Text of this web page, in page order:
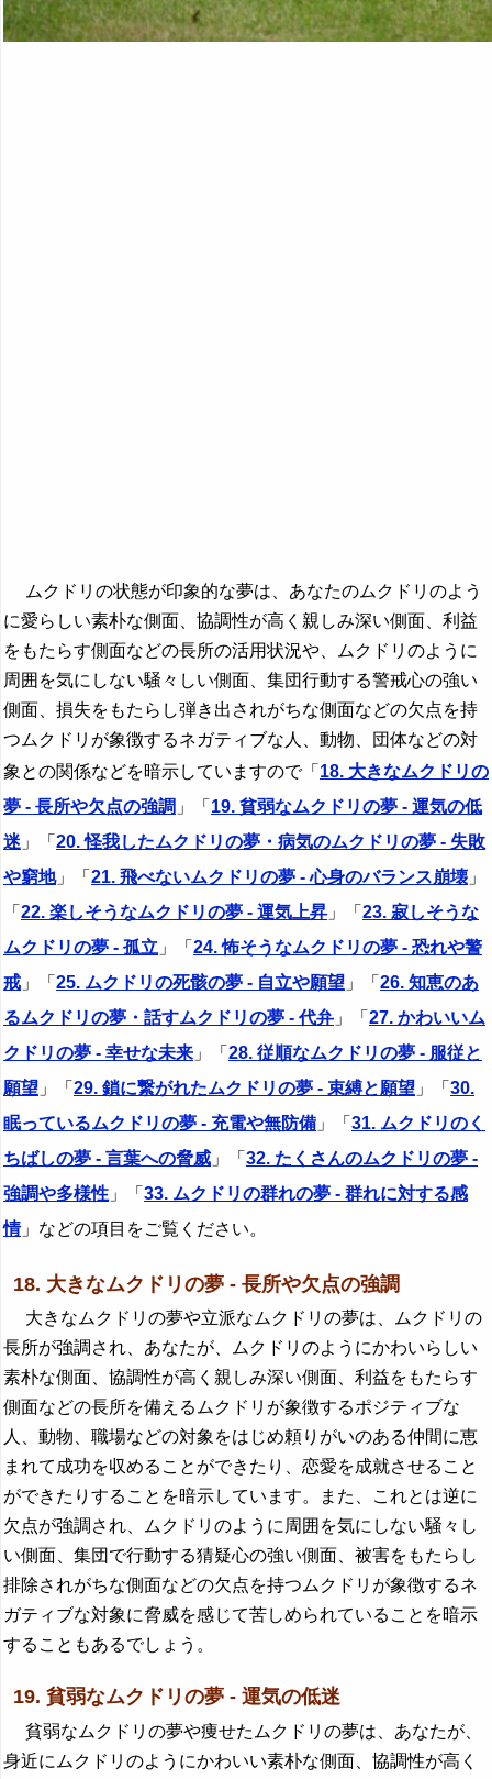
ムクドリの状態が印象的な夢は、あなたのムクドリのよう
に愛らしい素朴な側面、協調性が高く親しみ深い側面、利益
をもたらす側面などの長所の活用状況や、ムクドリのように
周囲を気にしない騒々しい側面、集団行動する警戒心の強い
側面、損失をもたらし弾き出されがちな側面などの欠点を持
つムクドリが象徴するネガティブな人、動物、団体などの対
象との関係などを暗示していますので「 18. 大きなムクドリの
夢 - 長所や欠点の強調 」「 19. 貧弱なムクドリの夢 - 運気の低
迷 」「 20. 怪我したムクドリの夢・病気のムクドリの夢 - 失敗
や窮地」「 21. 飛べないムクドリの夢 - 心身のバランス崩壊」
「 22. 楽しそうなムクドリの夢 - 運気上昇 」「 23. 寂しそうな
ムクドリの夢 - 孤立 」「 24. 怖そうなムクドリの夢 - 恐れや警
戒 」「 25. ムクドリの死骸の夢 - 自立や願望 」「 26. 知恵のあ
るムクドリの夢・話すムクドリの夢 - 代弁 」「 27. かわいいム
クドリの夢 - 幸せな未来 」「 28. 従順なムクドリの夢 - 服従と
願望 」「 29. 鎖に繋がれたムクドリの夢 - 束縛と願望 」「 30.
眠っているムクドリの夢 - 充電や無防備 」「 31. ムクドリのく
ちばしの夢 - 言葉への脅威 」「 32. たくさんのムクドリの夢 -
強調や多様性 」「 33. ムクドリの群れの夢 - 群れに対する感
情」などの項目をご覧ください。
18. 大きなムクドリの夢 - 長所や欠点の強調
大きなムクドリの夢や立派なムクドリの夢は、ムクドリの
長所が強調され、あなたが、ムクドリのようにかわいらしい
素朴な側面、協調性が高く親しみ深い側面、利益をもたらす
側面などの長所を備えるムクドリが象徴するポジティブな
人、動物、職場などの対象をはじめ頼りがいのある仲間に恵
まれて成功を収めることができたり、恋愛を成就させること
ができたりすることを暗示しています。また、これとは逆に
欠点が強調され、ムクドリのように周囲を気にしない騒々し
い側面、集団で行動する猜疑心の強い側面、被害をもたらし
排除されがちな側面などの欠点を持つムクドリが象徴するネ
ガティブな対象に脅威を感じて苦しめられていることを暗示
することもあるでしょう。
19. 貧弱なムクドリの夢 - 運気の低迷
貧弱なムクドリの夢や痩せたムクドリの夢は、あなたが、
身近にムクドリのようにかわいい素朴な側面、協調性が高く